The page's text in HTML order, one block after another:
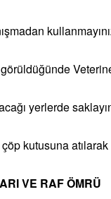
yerlerde
kutusuna
VE RAF ÖMRÜ